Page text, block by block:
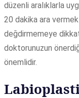
düzenli aralıklarla
20 dakika ara
değdirmemeye
doktorunuzun
önemlidir.